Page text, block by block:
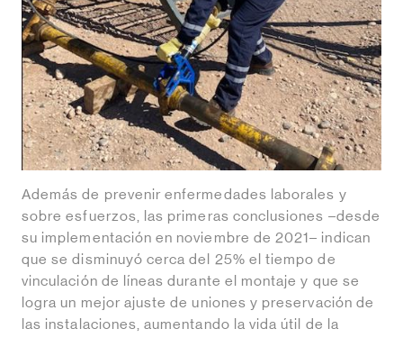
Además de prevenir enfermedades laborales y
sobre esfuerzos, las primeras conclusiones –desde
su implementación en noviembre de 2021– indican
que se disminuyó cerca del 25% el tiempo de
vinculación de líneas durante el montaje y que se
logra un mejor ajuste de uniones y preservación de
las instalaciones, aumentando la vida útil de la